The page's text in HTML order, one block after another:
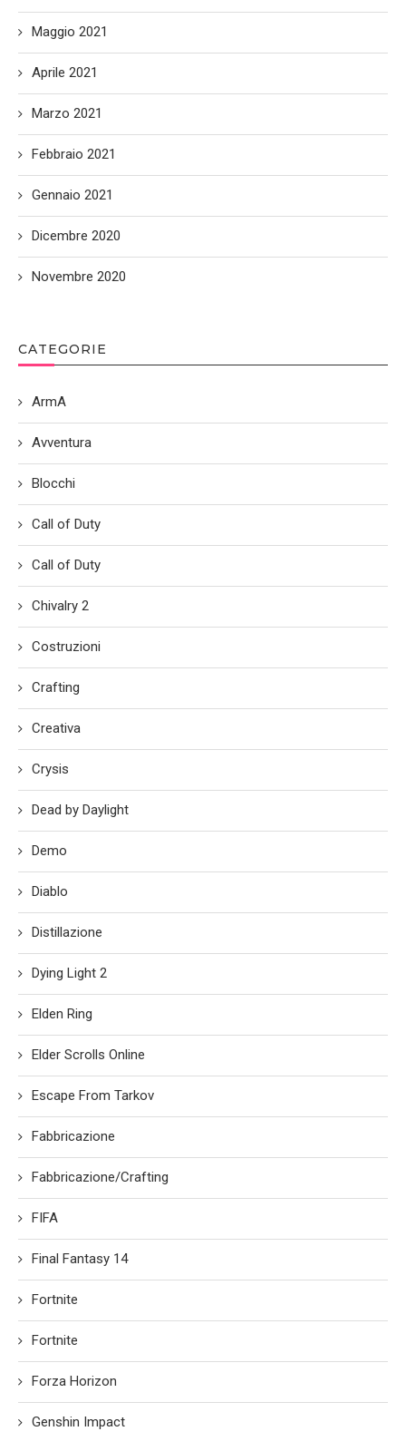
Maggio 2021
Aprile 2021
Marzo 2021
Febbraio 2021
Gennaio 2021
Dicembre 2020
Novembre 2020
CATEGORIE
ArmA
Avventura
Blocchi
Call of Duty
Call of Duty
Chivalry 2
Costruzioni
Crafting
Creativa
Crysis
Dead by Daylight
Demo
Diablo
Distillazione
Dying Light 2
Elden Ring
Elder Scrolls Online
Escape From Tarkov
Fabbricazione
Fabbricazione/Crafting
FIFA
Final Fantasy 14
Fortnite
Fortnite
Forza Horizon
Genshin Impact